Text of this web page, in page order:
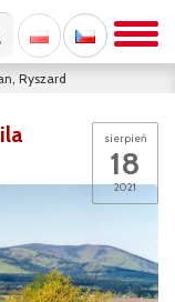
Ryszard
sierpień
18
2021